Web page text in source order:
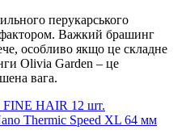
перукарського
Важкий брашинг
особливо якщо це складне
Olivia Garden – це
вага.
HAIR 12 шт.
Thermic Speed ​​XL 64 мм